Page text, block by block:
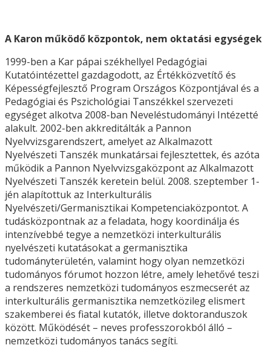
A Karon működő központok, nem oktatási egységek
1999-ben a Kar pápai székhellyel Pedagógiai
Kutatóintézettel gazdagodott, az Értékközvetítő és
Képességfejlesztő Program Országos Központjával és a
Pedagógiai és Pszichológiai Tanszékkel szervezeti
egységet alkotva 2008-ban Neveléstudományi Intézetté
alakult. 2002-ben akkreditálták a Pannon
Nyelvvizsgarendszert, amelyet az Alkalmazott
Nyelvészeti Tanszék munkatársai fejlesztettek, és azóta
működik a Pannon Nyelvvizsgaközpont az Alkalmazott
Nyelvészeti Tanszék keretein belül. 2008. szeptember 1-
jén alapítottuk az Interkulturális
Nyelvészeti/Germanisztikai Kompetenciaközpontot. A
tudásközpontnak az a feladata, hogy koordinálja és
intenzívebbé tegye a nemzetközi interkulturális
nyelvészeti kutatásokat a germanisztika
tudományterületén, valamint hogy olyan nemzetközi
tudományos fórumot hozzon létre, amely lehetővé teszi
a rendszeres nemzetközi tudományos eszmecserét az
interkulturális germanisztika nemzetközileg elismert
szakemberei és fiatal kutatók, illetve doktoranduszok
között. Működését – neves professzorokból álló –
nemzetközi tudományos tanács segíti.